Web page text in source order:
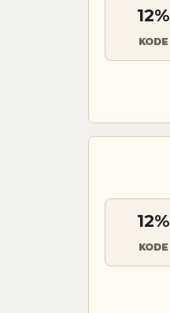
12%
KODE
12%
KODE